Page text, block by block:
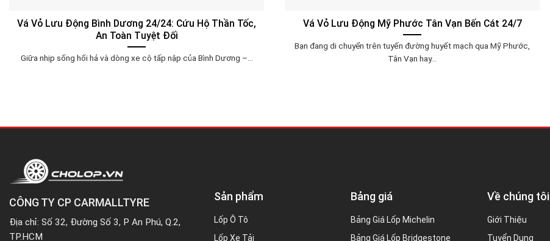
Vá Vỏ Lưu Động Bình Dương 24/24: Cứu Hộ Thần Tốc,
An Toàn Tuyệt Đối
Giữa nhịp sống hối hả và dòng xe cộ tấp nập của Bình Dương –...
Vá Vỏ Lưu Động Mỹ Phước Tân Vạn Bến Cát 24/7
Bạn đang di chuyển trên tuyến đường huyết mạch qua Mỹ Phước,
Tân Vạn hay...
CÔNG TY CP CARMALLTYRE
Địa chỉ: Số 32, Đường Số 3, P An Phú, Q.2,
TP.HCM
Sản phẩm
Lốp Ô Tô
Lốp Xe Tải
Bảng giá
Bảng Giá Lốp Michelin
Bảng Giá Lốp Bridgestone
Về chúng tôi
Giới Thiệu
Tuyển Dụng